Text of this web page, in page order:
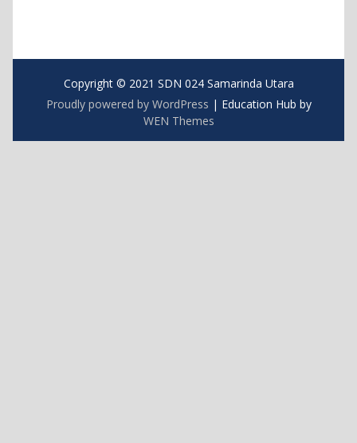
Copyright © 2021 SDN 024 Samarinda Utara
Proudly powered by WordPress | Education Hub by
WEN Themes